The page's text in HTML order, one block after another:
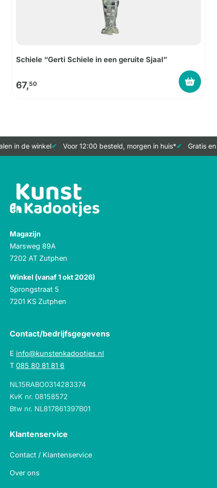
Schiele “Gerti Schiele in een geruite Sjaal”
67,50
in de winkel Voor 12:00 besteld, morgen in huis* Gratis
Magazijn
Marsweg 89A
7202 AT Zutphen
Winkel (vanaf 1 okt 2026)
Sprongstraat 5
7201 KS Zutphen
Contact/bedrijfsgegevens
E info@kunstenkadootjes.nl
T 085 80 81 81 6
NL15RABO0314283374
KvK nr. 08158572
Btw nr. NL817861397B01
Klantenservice
Contact / Klantenservice
Over ons